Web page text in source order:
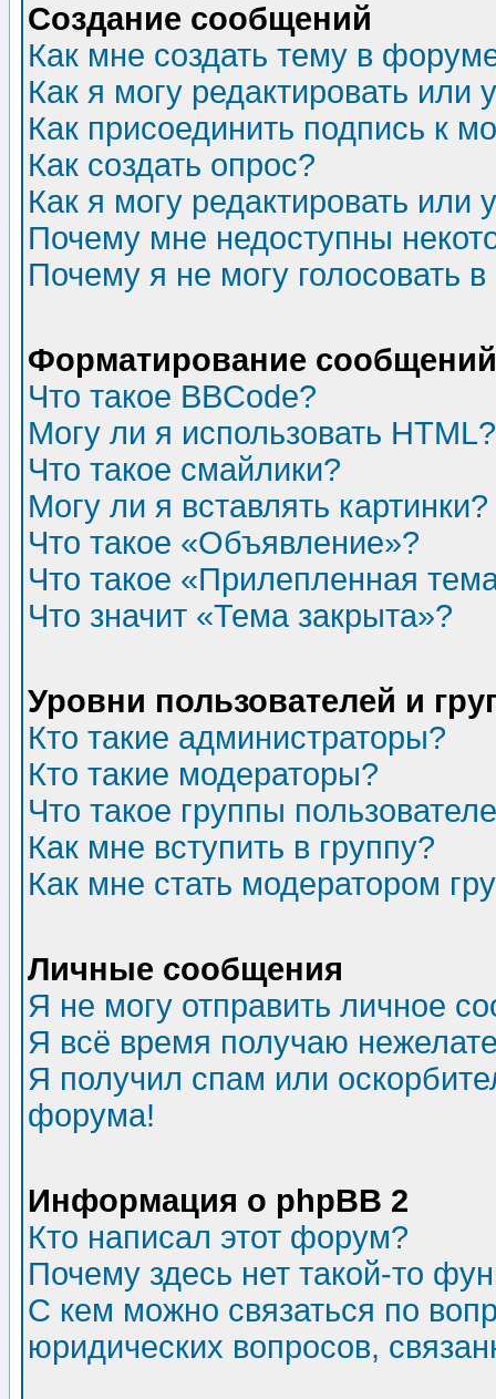
Создание сообщений
Как мне создать тему в
Как я могу редактировать или
Как присоединить подпись к
Как создать опрос?
Как я могу редактировать или
Почему мне недоступны
Почему я не могу голосовать
Форматирование
Что такое BBCode?
Могу ли я использовать HTML?
Что такое смайлики?
Могу ли я вставлять картинки?
Что такое «Объявление»?
Что такое «Прилепленная
Что значит «Тема закрыта»?
Уровни пользователей и
Кто такие администраторы?
Кто такие модераторы?
Что такое группы
Как мне вступить в группу?
Как мне стать модератором
Личные сообщения
Я не могу отправить личное
Я всё время получаю
Я получил спам или
форума!
Информация о phpBB 2
Кто написал этот форум?
Почему здесь нет такой-то
С кем можно связаться по
юридических вопросов,